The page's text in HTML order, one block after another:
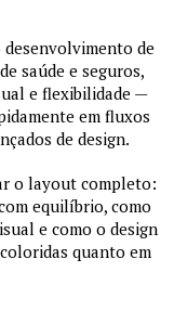
de
saúde e seguros,
e flexibilidade —
em fluxos
de design.
o layout completo:
equilíbrio, como
e como o design
quanto em